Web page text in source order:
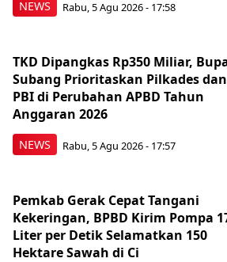
NEWS Rabu, 5 Agu 2026 - 17:58
NEWS
TKD Dipangkas Rp350 Miliar,
Subang Prioritaskan Pilkades dan
PBI di Perubahan APBD Tahun
Anggaran 2026
Rabu, 5 Agu 2026 - 17:57
Pemkab Gerak Cepat Tangani
Kekeringan, BPBD Kirim Pompa
Liter per Detik Selamatkan 150
Hektare Sawah di Ci